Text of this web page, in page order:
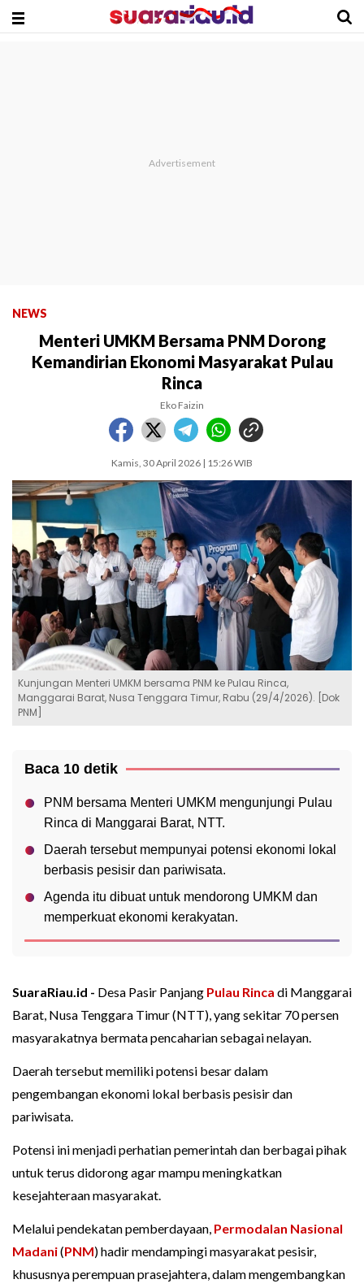
NEWS
Menteri UMKM Bersama PNM Dorong
Kemandirian Ekonomi Masyarakat Pulau
Rinca
Eko Faizin
Kamis, 30 April 2026 | 15:26 WIB
Kunjungan Menteri UMKM bersama PNM ke Pulau Rinca,
Manggarai Barat, Nusa Tenggara Timur, Rabu (29/4/2026). [Dok
PNM]
Baca 10 detik
PNM bersama Menteri UMKM mengunjungi Pulau
Rinca di Manggarai Barat, NTT.
Daerah tersebut mempunyai potensi ekonomi lokal
berbasis pesisir dan pariwisata.
Agenda itu dibuat untuk mendorong UMKM dan
memperkuat ekonomi kerakyatan.
SuaraRiau.id - Desa Pasir Panjang Pulau Rinca di Manggarai
Barat, Nusa Tenggara Timur (NTT), yang sekitar 70 persen
masyarakatnya bermata pencaharian sebagai nelayan.
Daerah tersebut memiliki potensi besar dalam
pengembangan ekonomi lokal berbasis pesisir dan
pariwisata.
Potensi ini menjadi perhatian pemerintah dan berbagai pihak
untuk terus didorong agar mampu meningkatkan
kesejahteraan masyarakat.
Melalui pendekatan pemberdayaan, Permodalan Nasional
Madani(PNM) hadir mendampingi masyarakat pesisir,
khususnya perempuan prasejahtera, dalam mengembangkan